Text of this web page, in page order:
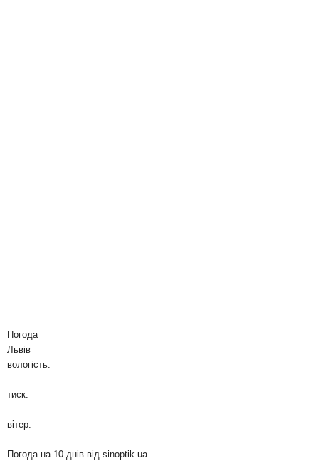
Погода
Львів
вологість:
тиск:
вітер:
Погода на 10 днів від sinoptik.ua